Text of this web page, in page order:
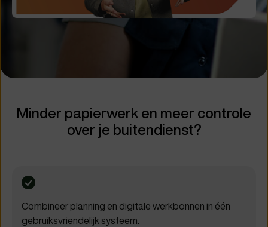
Minder papierwerk en meer controle
over je buitendienst?
Combineer planning en digitale werkbonnen in één
gebruiksvriendelijk systeem.